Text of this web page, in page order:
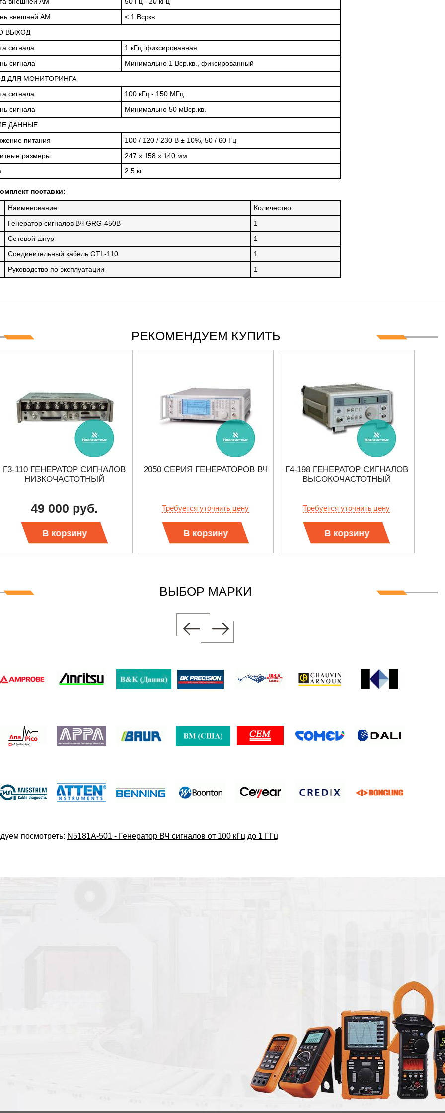
внешней АМ
< 1 Всркв
ВЫХОД
сигнала
1 кГц, фиксированная
сигнала
Минимально 1 Вср.кв., фиксированный
ДЛЯ МОНИТОРИНГА
сигнала
100 кГц - 150 МГц
сигнала
Минимально 50 мВср.кв.
ДАННЫЕ
питания
100 / 120 / 230 В ± 10%, 50 / 60 Гц
размеры
247 х 158 х 140 мм
2.5 кг
поставки:
Наименование
Количество
Генератор сигналов ВЧ GRG-450B
1
Сетевой шнур
1
Соединительный кабель GTL-110
1
Руководство по эксплуатации 1
РЕКОМЕНДУЕМ КУПИТЬ
Г3-110 ГЕНЕРАТОР СИГНАЛОВ
НИЗКОЧАСТОТНЫЙ
49 000 руб.
В корзину
2050 СЕРИЯ ГЕНЕРАТОРОВ ВЧ
Требуется уточнить цену
В корзину
Г4-198 ГЕНЕРАТОР СИГНАЛОВ
ВЫСОКОЧАСТОТНЫЙ
Требуется уточнить цену
В корзину
ВЫБОР МАРКИ
посмотреть: N5181A-501 - Генератор ВЧ сигналов от 100 кГц до 1 ГГц